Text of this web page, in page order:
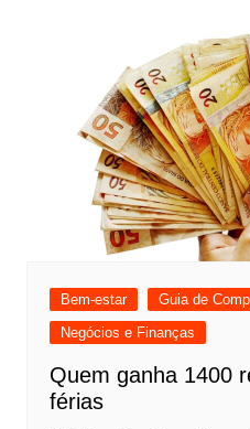
Bem-estar
Guia de
Negócios e Finanças
Quem ganha 1400
férias